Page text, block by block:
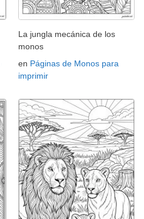
La jungla mecánica de los
monos
en Páginas de Monos para
imprimir